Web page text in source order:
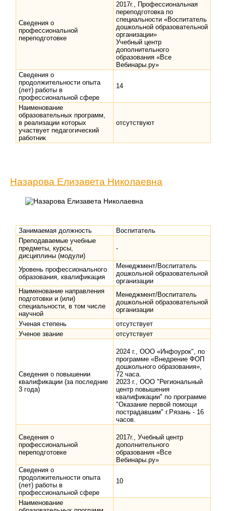
Сведения о
профессиональной
переподготовке
2017г., Профессиональная
переподготовка по
специальности «Воспитатель
дошкольной образовательной
организации»
Учебный центр
дополнительного
образования «Все
Вебинары.ру»
Сведения о
продолжительности опыта
(лет) работы в
профессиональной сфере
14
Наименование
образовательных программ,
в реализации которых
участвует педагогический
работник
отсутствуют
Назарова Елизавета Николаевна
Занимаемая должность
Воспитатель
Преподаваемые учебные
предметы, курсы,
дисциплины (модули)
-
Уровень профессионального
образования, квалификация
Менеджмент/Воспитатель
дошкольной образовательной
организации
Наименование направления
подготовки и (или)
специальности, в том числе
научной
Менеджмент/Воспитатель
дошкольной образовательной
организации
Ученая степень
отсутствует
Ученое звание
отсутствует
Сведения о повышении
квалификации (за последние
3 года)
2024 г., ООО «Инфоурок", по
программе «Внедрение ФОП
дошкольного образования»,
72 часа.
2023 г., ООО "Региональный
центр повышения
квалификации" по программе
"Оказание первой помощи
пострадавшим" г.Рязань - 16
часов.
Сведения о
профессиональной
переподготовке
2017г., Учебный центр
дополнительного
образования «Все
Вебинары.ру»
Сведения о
продолжительности опыта
(лет) работы в
профессиональной сфере
10
Наименование